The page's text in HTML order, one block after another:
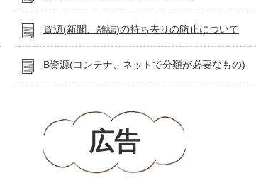
資源(新聞、雑誌)の持ち去りの防止について
B資源(コンテナ、ネットで分類が必要なもの)
広告